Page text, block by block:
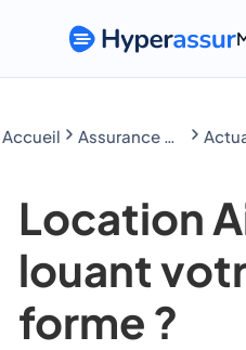
Accueil
Location
louant
forme ?